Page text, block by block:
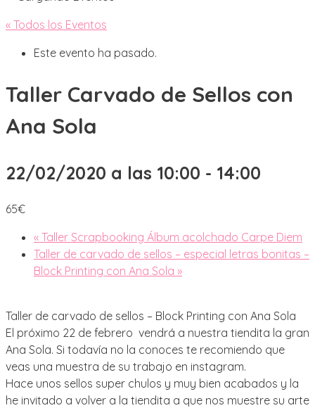
« Todos los Eventos
Este evento ha pasado.
Taller Carvado de Sellos con
Ana Sola
22/02/2020 a las 10:00 - 14:00
65€
« Taller Scrapbooking Álbum acolchado Carpe Diem
Taller de carvado de sellos – especial letras bonitas –
Block Printing con Ana Sola »
Taller de carvado de sellos – Block Printing con Ana Sola
El próximo 22 de febrero vendrá a nuestra tiendita la gran
Ana Sola. Si todavía no la conoces te recomiendo que
veas una muestra de su trabajo en instagram.
Hace unos sellos super chulos y muy bien acabados y la
he invitado a volver a la tiendita a que nos muestre su arte